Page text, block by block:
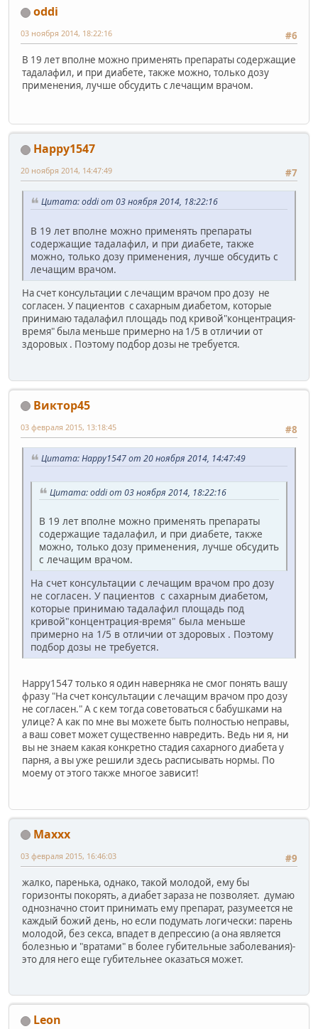
oddi
#6
03 ноября 2014, 18:22:16
В 19 лет вполне можно применять препараты содержащие
тадалафил, и при диабете, также можно, только дозу
применения, лучше обсудить с лечащим врачом.
Happy1547
#7
20 ноября 2014, 14:47:49
Цитата: oddi от 03 ноября 2014, 18:22:16
В 19 лет вполне можно применять препараты
содержащие тадалафил, и при диабете, также
можно, только дозу применения, лучше обсудить с
лечащим врачом.
На счет консультации с лечащим врачом про дозу не
согласен. У пациентов с сахарным диабетом, которые
принимаю тадалафил площадь под кривой"концентрация-
время" была меньше примерно на 1/5 в отличии от
здоровых . Поэтому подбор дозы не требуется.
Виктор45
#8
03 февраля 2015, 13:18:45
Цитата: Happy1547 от 20 ноября 2014, 14:47:49
Цитата: oddi от 03 ноября 2014, 18:22:16
В 19 лет вполне можно применять препараты
содержащие тадалафил, и при диабете, также
можно, только дозу применения, лучше обсудить
с лечащим врачом.
На счет консультации с лечащим врачом про дозу
не согласен. У пациентов с сахарным диабетом,
которые принимаю тадалафил площадь под
кривой"концентрация-время" была меньше
примерно на 1/5 в отличии от здоровых . Поэтому
подбор дозы не требуется.
Happy1547 только я один наверняка не смог понять вашу
фразу "На счет консультации с лечащим врачом про дозу
не согласен." А с кем тогда советоваться с бабушками на
улице? А как по мне вы можете быть полностью неправы,
а ваш совет может существенно навредить. Ведь ни я, ни
вы не знаем какая конкретно стадия сахарного диабета у
парня, а вы уже решили здесь расписывать нормы. По
моему от этого также многое зависит!
Maxxx
#9
03 февраля 2015, 16:46:03
жалко, паренька, однако, такой молодой, ему бы
горизонты покорять, а диабет зараза не позволяет. думаю
однозначно стоит принимать ему препарат, разумеется не
каждый божий день, но если подумать логически: парень
молодой, без секса, впадет в депрессию (а она является
болезнью и "вратами" в более губительные заболевания)-
это для него еще губительнее оказаться может.
Leon